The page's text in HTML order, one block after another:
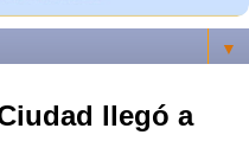
▼
llegó a